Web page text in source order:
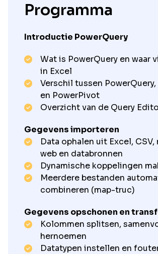
Programma
Introductie PowerQuery
Wat is PowerQuery en waar
in Excel
Verschil tussen
en PowerPivot
Overzicht van de Query
Gegevens importeren
Data ophalen uit Excel, CSV,
web en databronnen
Dynamische koppelingen
Meerdere bestanden
combineren (map-truc)
Gegevens opschonen en
Kolommen splitsen,
hernoemen
Datatypen instellen en